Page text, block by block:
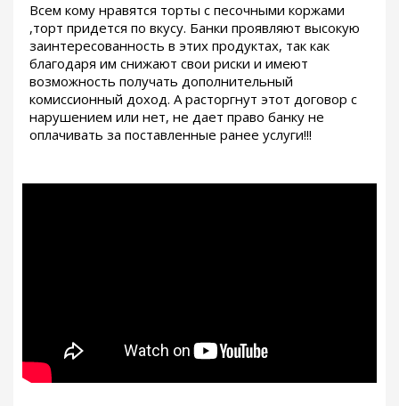
Всем кому нравятся торты с песочными коржами
,торт придется по вкусу. Банки проявляют высокую
заинтересованность в этих продуктах, так как
благодаря им снижают свои риски и имеют
возможность получать дополнительный
комиссионный доход. А расторгнут этот договор с
нарушением или нет, не дает право банку не
оплачивать за поставленные ранее услуги!!!